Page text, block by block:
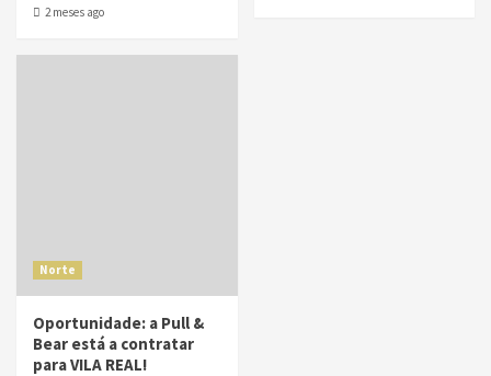
2 meses ago
Norte
Oportunidade: a Pull &
Bear está a contratar
para VILA REAL!